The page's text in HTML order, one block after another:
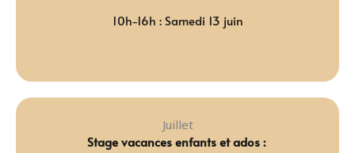
10h-16h : Samedi 13 juin
Juillet
Stage vacances enfants et ados :